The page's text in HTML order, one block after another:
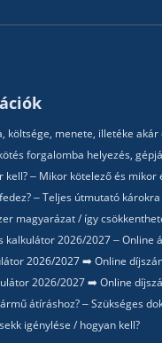
költsége, menete, illetéke akár
forgalomba helyezés,
kell? – Mikor kötelező és mikor
– Teljes útmutató
magyarázat / így
kalkulátor 2026/2027 – Online
2026/2027 ➡️ Online
2026/2027 ➡️ Online
átíráshoz? – Szükséges
igénylése / hogyan kell?